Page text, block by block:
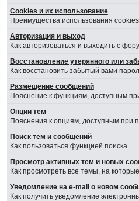
Cookies и их использование
Преимущества использования
Авторизация и выход
Как авторизоваться и выходить с
Восстановление утерянного или
Как восстановить забытый вами
Размещение сообщений
Пояснение к функциям, доступным
Опции тем
Пояснения к опциям, доступным при
Поиск тем и сообщений
Как пользоваться функцией поиска.
Просмотр активных тем и новых
Как просмотреть все темы, на
Уведомление на е-mail о новом
Как получить уведомление